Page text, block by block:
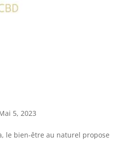
5, 2023
le bien-être au naturel propose